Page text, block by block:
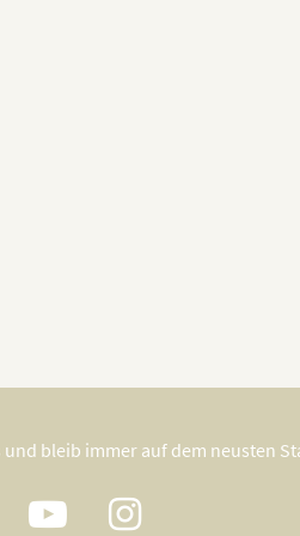
bleib immer auf dem neusten